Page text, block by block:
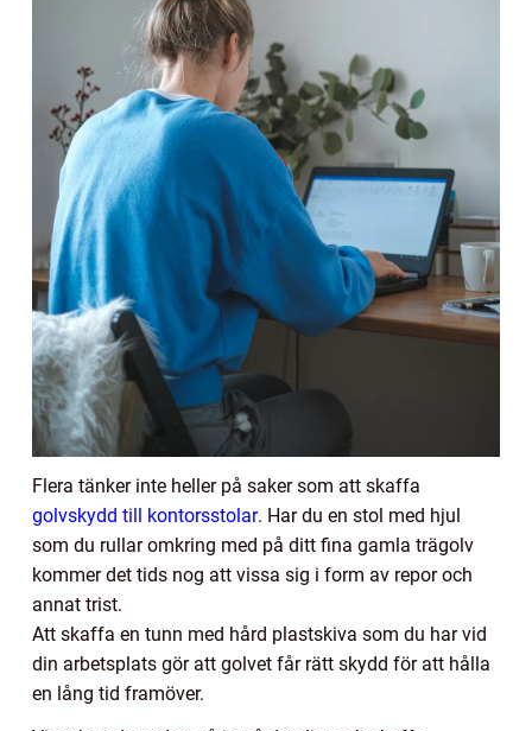
Flera tänker inte heller på saker som att skaffa
golvskydd till kontorsstolar. Har du en stol med hjul
som du rullar omkring med på ditt fina gamla trägolv
kommer det tids nog att vissa sig i form av repor och
annat trist.
Att skaffa en tunn med hård plastskiva som du har vid
din arbetsplats gör att golvet får rätt skydd för att hålla
en lång tid framöver.